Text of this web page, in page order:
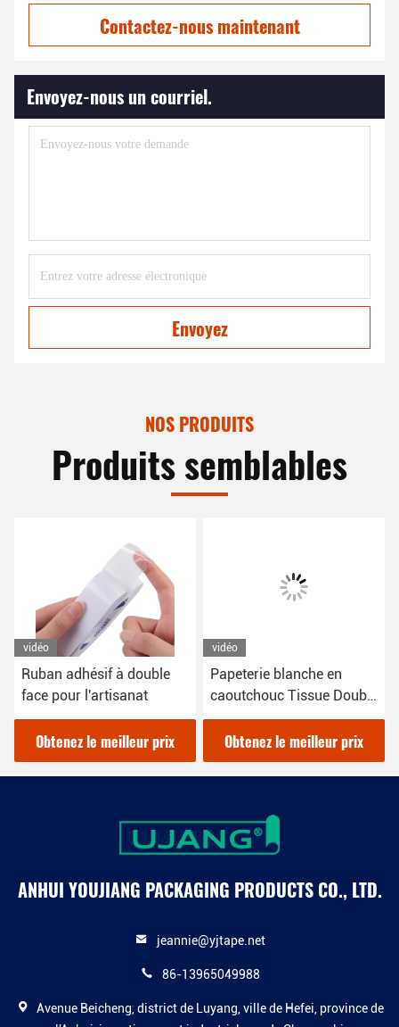
Contactez-nous maintenant
Envoyez-nous un courriel.
Envoyez
NOS PRODUITS
Produits semblables
vidéo
Ruban adhésif à double
face pour l'artisanat
Obtenez le meilleur prix
vidéo
Papeterie blanche en
caoutchouc Tissue Double
ruban adhésif pour le
bureau à domicile
Obtenez le meilleur prix
ANHUI YOUJIANG PACKAGING PRODUCTS CO., LTD.
jeannie@yjtape.net
86-13965049988
Avenue Beicheng, district de Luyang, ville de Hefei, province de